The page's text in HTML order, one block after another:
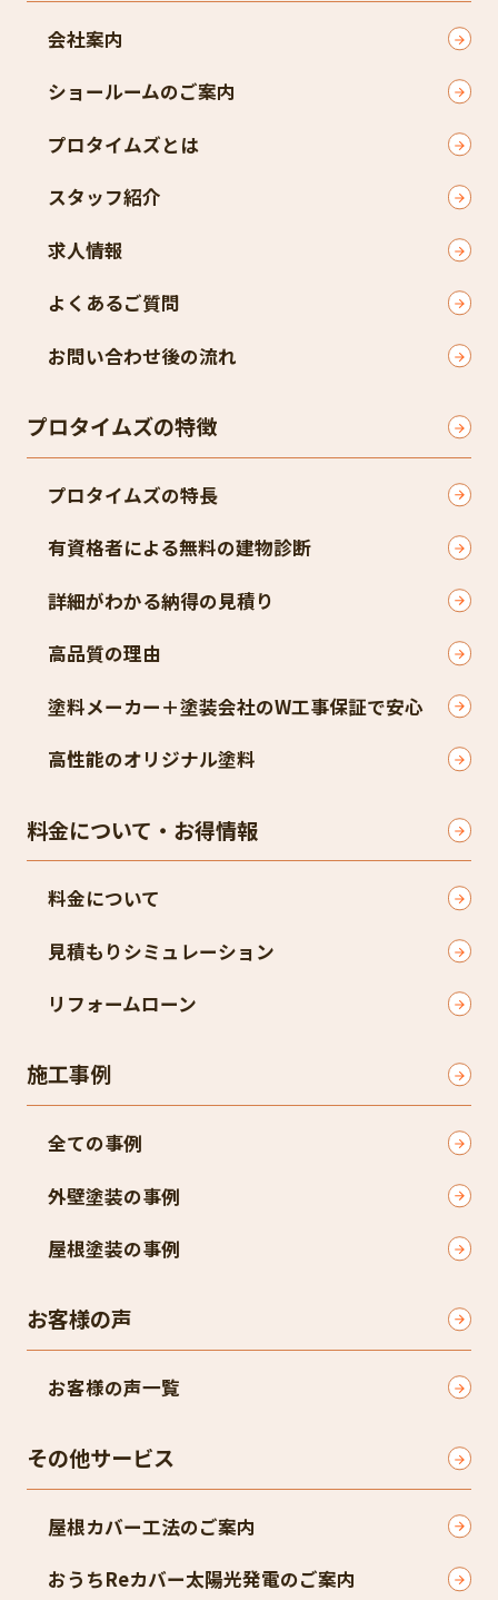
会社案内
ショールームのご案内
プロタイムズとは
スタッフ紹介
求人情報
よくあるご質問
お問い合わせ後の流れ
プロタイムズの特徴
プロタイムズの特長
有資格者による無料の建物診断
詳細がわかる納得の見積り
高品質の理由
塗料メーカー＋塗装会社のW工事保証で安心
高性能のオリジナル塗料
料金について・お得情報
料金について
見積もりシミュレーション
リフォームローン
施工事例
全ての事例
外壁塗装の事例
屋根塗装の事例
お客様の声
お客様の声一覧
その他サービス
屋根カバー工法のご案内
おうちReカバー太陽光発電のご案内